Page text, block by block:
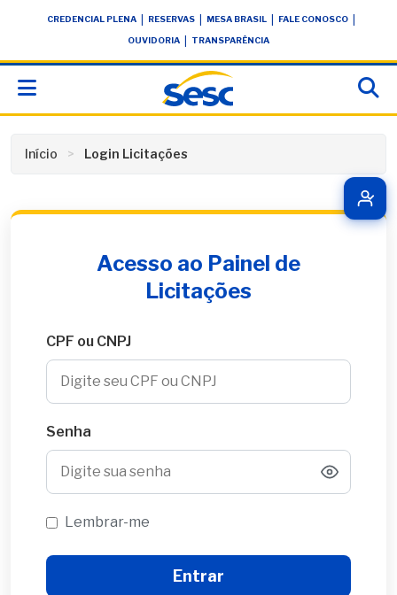
conteúdoCREDENCIAL PLENA RESERVAS MESA BRASIL FALE CONOSCO
OUVIDORIA TRANSPARÊNCIA
Início Login Licitações
Acesso ao Painel de
Licitações
CPF ou CNPJ
Senha
Lembrar-me